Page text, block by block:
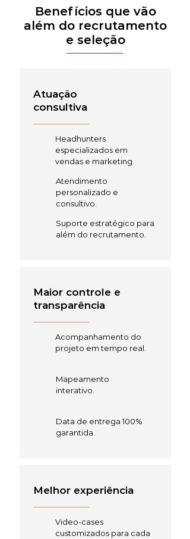
Benefícios que vão
além do recrutamento
e seleção
Atuação
consultiva
Headhunters
especializados em
vendas e marketing.
Atendimento
personalizado e
consultivo.
Suporte estratégico para
além do recrutamento.
Maior controle e
transparência
Acompanhamento do
projeto em tempo real.
Mapeamento
interativo.
Data de entrega 100%
garantida.
Melhor experiência
Video-cases
customizados para cada